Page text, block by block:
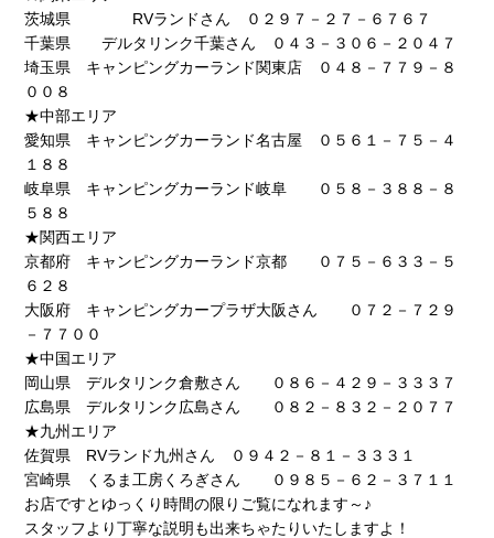
茨城県 RVランドさん ０２９７－２７－６７６７
千葉県 デルタリンク千葉さん ０４３－３０６－２０４７
埼玉県 キャンピングカーランド関東店 ０４８－７７９－８
００８
★中部エリア
愛知県 キャンピングカーランド名古屋 ０５６１－７５－４
１８８
岐阜県 キャンピングカーランド岐阜 ０５８－３８８－８
５８８
★関西エリア
京都府 キャンピングカーランド京都 ０７５－６３３－５
６２８
大阪府 キャンピングカープラザ大阪さん ０７２－７２９
－７７００
★中国エリア
岡山県 デルタリンク倉敷さん ０８６－４２９－３３３７
広島県 デルタリンク広島さん ０８２－８３２－２０７７
★九州エリア
佐賀県 RVランド九州さん ０９４２－８１－３３３１
宮崎県 くるま工房くろぎさん ０９８５－６２－３７１１
お店ですとゆっくり時間の限りご覧になれます～♪
スタッフより丁寧な説明も出来ちゃたりいたしますよ！